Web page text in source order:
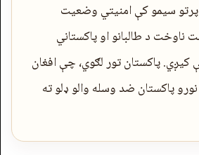
سیمو کې امنیتي وضعیت
د طالبانو او پاکستاني
کیږي. پاکستان تور لګوي، چې افغان
پاکستان ضد وسله والو ډلو ته